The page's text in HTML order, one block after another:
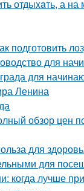
отдыxaть, а на
подготовить
для
для
Ленина
обзор цен
для
для
когда лучше